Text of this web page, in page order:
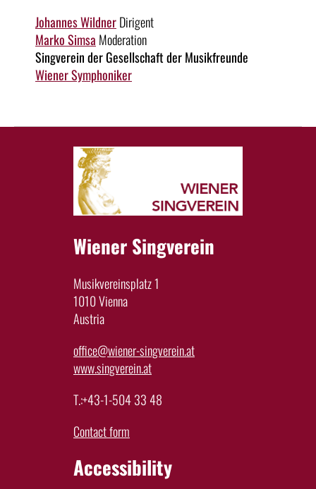
Johannes WildnerDirigent
Marko Simsa Moderation
Singverein der Gesellschaft der Musikfreunde
Wiener Symphoniker
Wiener Singverein
Musikvereinsplatz 1
1010 Vienna
Austria
office@wiener-singverein.at
www.singverein.at
T.:+43-1-504 33 48
Contact form
Accessibility